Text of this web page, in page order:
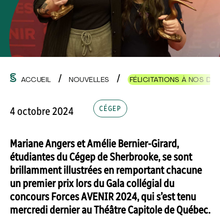
ACCUEIL NOUVELLES FÉLICITATIONS À NOS
4 octobre 2024 CÉGEP
Mariane Angers et Amélie Bernier-Girard,
étudiantes du Cégep de Sherbrooke, se sont
brillamment illustrées en remportant chacune
un premier prix lors du Gala collégial du
concours Forces AVENIR 2024, qui s’est tenu
mercredi dernier au Théâtre Capitole de Québec.